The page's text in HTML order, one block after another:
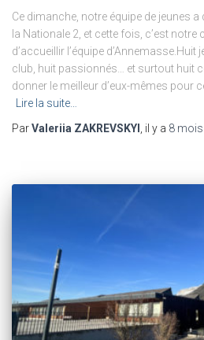
Ce dimanche, notre équipe de jeunes
la Nationale 2, et cette fois, c’est notre
d’accueillir l’équipe
club, huit passionnés… et surtout huit
donner le meilleur d’eux-mêmes pour
Lire la suite…
ParValeriia ZAKREVSKYI , il y a 8 mois